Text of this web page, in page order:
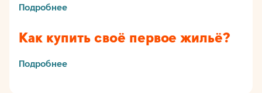
Подробнее
Как купить своё первое жильё?
Подробнее